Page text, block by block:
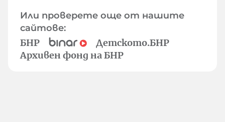
Или проверете още от нашите
сайтове:
БНР
Детското.БНР
Архивен фонд на БНР